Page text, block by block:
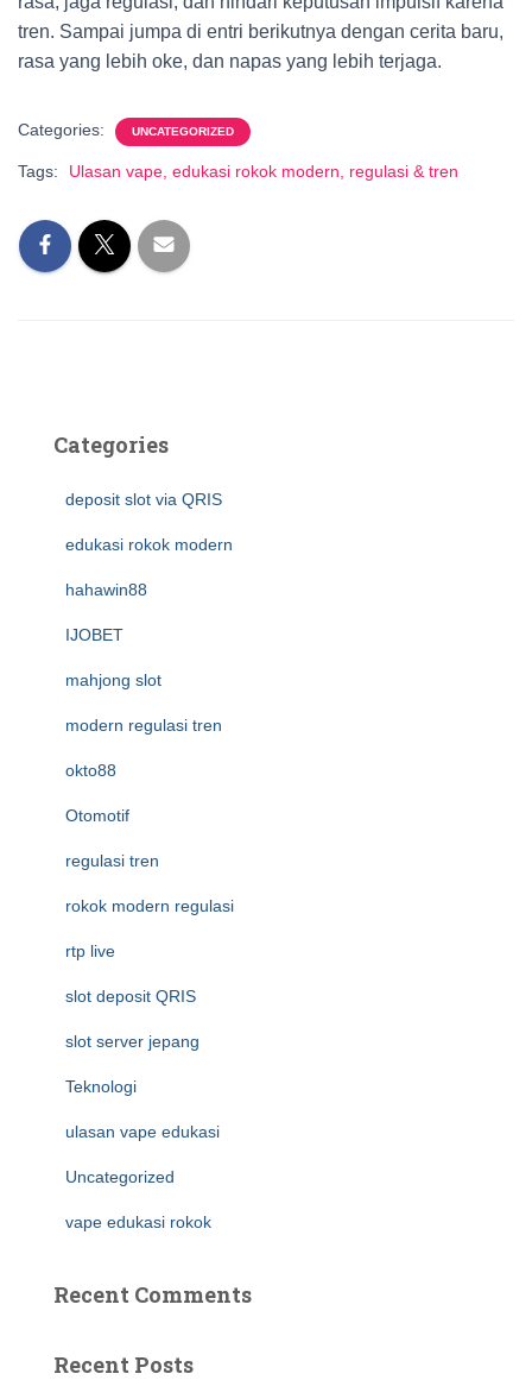
tren. Sampai jumpa di entri berikutnya dengan cerita baru,
rasa yang lebih oke, dan napas yang lebih terjaga.
Categories: UNCATEGORIZED
Tags: Ulasan vape, edukasi rokok modern, regulasi & tren
Categories
deposit slot via QRIS
edukasi rokok modern
hahawin88
IJOBET
mahjong slot
modern regulasi tren
okto88
Otomotif
regulasi tren
rokok modern regulasi
rtp live
slot deposit QRIS
slot server jepang
Teknologi
ulasan vape edukasi
Uncategorized
vape edukasi rokok
Recent Comments
Recent Posts